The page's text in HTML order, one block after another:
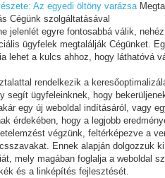
Az egyedi öltöny varázsa
Cégünk szolgáltatásával
jelenlét egyre fontosabbá válik,
ügyfelek megtalálják Cégünket.
lehet a kulcs ahhoz, hogy láthatóvá
rendelkezik a
segít ügyfeleinknek, hogy
egy új weboldal indításáról, vagy
érdekében, hogy a legjobb
végzünk, feltérképezve a
Ennek alapján dolgozzuk
mely magában foglalja a weboldal
és a linképítés fejlesztését.